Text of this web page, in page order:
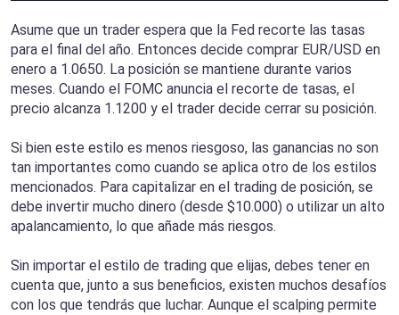
Asume que un trader espera que la Fed recorte las tasas
para el final del año. Entonces decide comprar EUR/USD en
enero a 1.0650. La posición se mantiene durante varios
meses. Cuando el FOMC anuncia el recorte de tasas, el
precio alcanza 1.1200 y el trader decide cerrar su posición.
Si bien este estilo es menos riesgoso, las ganancias no son
tan importantes como cuando se aplica otro de los estilos
mencionados. Para capitalizar en el trading de posición, se
debe invertir mucho dinero (desde $10.000) o utilizar un alto
apalancamiento, lo que añade más riesgos.
Sin importar el estilo de trading que elijas, debes tener en
cuenta que, junto a sus beneficios, existen muchos desafíos
con los que tendrás que luchar. Aunque el scalping permite